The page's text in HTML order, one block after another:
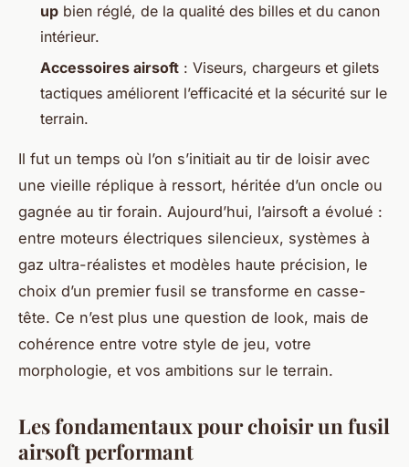
up bien réglé, de la qualité des billes et du canon
intérieur.
Accessoires airsoft : Viseurs, chargeurs et gilets
tactiques améliorent l’efficacité et la sécurité sur le
terrain.
Il fut un temps où l’on s’initiait au tir de loisir avec
une vieille réplique à ressort, héritée d’un oncle ou
gagnée au tir forain. Aujourd’hui, l’airsoft a évolué :
entre moteurs électriques silencieux, systèmes à
gaz ultra-réalistes et modèles haute précision, le
choix d’un premier fusil se transforme en casse-
tête. Ce n’est plus une question de look, mais de
cohérence entre votre style de jeu, votre
morphologie, et vos ambitions sur le terrain.
Les fondamentaux pour choisir un fusil
airsoft performant